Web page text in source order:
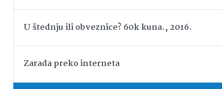
U štednju ili obveznice? 60k kuna., 2016.
Zarada preko interneta